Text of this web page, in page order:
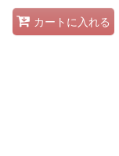
カートに入れる